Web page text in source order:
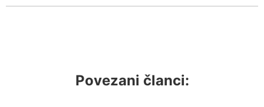
Povezani članci: